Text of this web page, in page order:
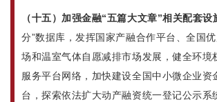
（十五）加强金融“五篇大文章”相关配套设
分”数据库，发挥国家产融合作平台、全国
场和温室气体自愿减排市场发展，健全环
服务平台网络，加快建设全国中小微企业
台，探索依法扩大动产融资统一登记公示